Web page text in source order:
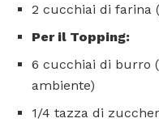
2 cucchiai di farina
Per il Topping:
6 cucchiai di burro
ambiente)
1/4 tazza di